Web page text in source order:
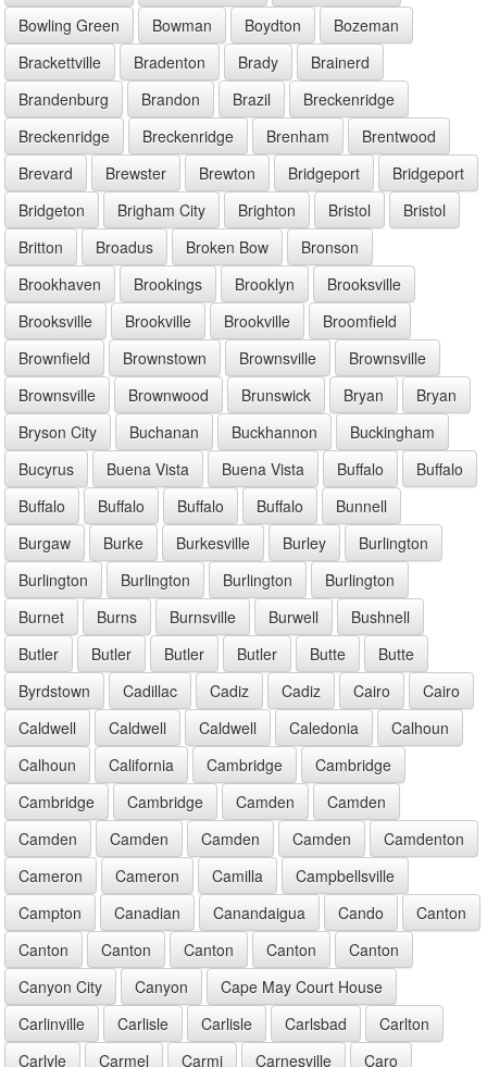
Bowling Green
Bowman Boydton
Bozeman
Brackettville
Bradenton Brady
Brainerd
Brandenburg
Brandon Brazil
Breckenridge
Breckenridge
Breckenridge Brenham
Brentwood
Brevard
Brewster Brewton Bridgeport
Bridgeport
Bridgeton
Brigham City Brighton Bristol
Bristol
Britton
Broadus Broken Bow
Bronson
Brookhaven
Brookings Brooklyn
Brooksville
Brooksville
Brookville Brookville
Broomfield
Brownfield
Brownstown Brownsville
Brownsville
Brownsville
Brownwood Brunswick Bryan
Bryan
Bryson City
Buchanan Buckhannon
Buckingham
Bucyrus
Buena Vista Buena Vista Buffalo
Buffalo
Buffalo
Buffalo Buffalo Buffalo
Bunnell
Burgaw
Burke Burkesville Burley
Burlington
Burlington
Burlington Burlington
Burlington
Burnet
Burns Burnsville Burwell
Bushnell
Butler
Butler Butler Butler Butte
Butte
Byrdstown
Cadillac Cadiz Cadiz Cairo
Cairo
Caldwell
Caldwell Caldwell Caledonia
Calhoun
Calhoun
California Cambridge
Cambridge
Cambridge
Cambridge Camden
Camden
Camden
Camden Camden Camden
Camdenton
Cameron
Cameron Camilla
Campbellsville
Campton
Canadian Canandaigua Cando
Canton
Canton
Canton Canton Canton
Canton
Canyon City
Canyon
Cape May Court House
Carlinville
Carlisle Carlisle Carlsbad
Carlton
Carlyle
Carmel Carmi Carnesville Caro